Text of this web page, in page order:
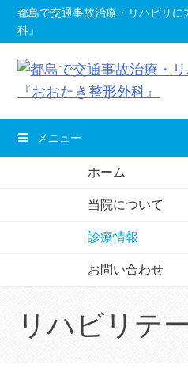
へ
都島で交通事故治療・リハビリ
科』
メニュー
ホーム
当院について
診療情報
お問い合わせ
リハビリテ